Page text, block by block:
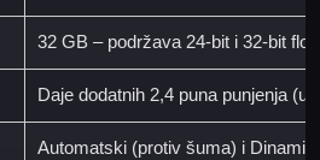
32 GB – podržava 24-bit i 32-bit
Daje dodatnih 2,4 puna punjenja
Automatski (protiv šuma) i